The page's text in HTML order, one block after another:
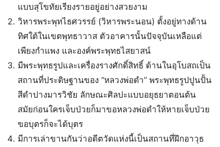
แบบสุโขทัยเรียงรายอยู่อย่างสวยงาม
วิหารพระพุทไธศวรรย์ (วิหารพระนอน) ตั้งอยู่ทางด้าน
ทิศใต้ในเขตพุทธาวาส ตัวอาคารนั้นปัจจุบันเหลือแต่
เพียงกำแพง และองค์พระพุทธไสยาสน์
มีพระพุทธรูปและเครื่องรางศักดิ์สิทธิ์ ด้านในอุโบสถเป็น
สถานที่ประดิษฐานของ “หลวงพ่อดำ” พระพุทธรูปปูนปั้น
สีดำปางมารวิชัย ลักษณะศิลปะแบบอยุธยาตอนต้น
สมัยก่อนใครเจ็บป่วยก็มาขอหลวงพ่อดำให้หายเจ็บป่วย
ขอบุตรก็จะได้บุตร
มีการเล่าขานกันว่าอดีตวัดแห่งนี้เป็นสถานที่ฝึกอาวุธ